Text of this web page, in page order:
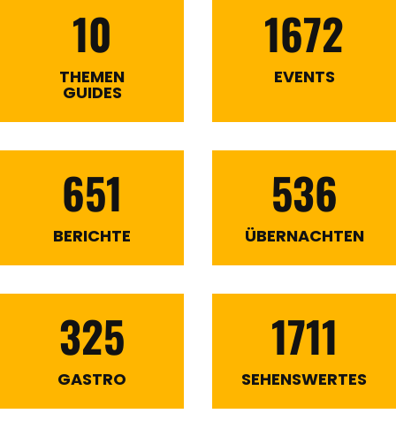
10
THEMEN
GUIDES
1672
EVENTS
651
BERICHTE
536
ÜBERNACHTEN
325
GASTRO
1711
SEHENSWERTES